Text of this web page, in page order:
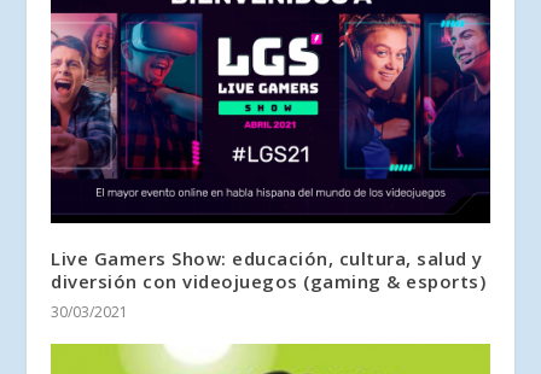
Live Gamers Show: educación, cultura, salud y
diversión con videojuegos (gaming & esports)
30/03/2021